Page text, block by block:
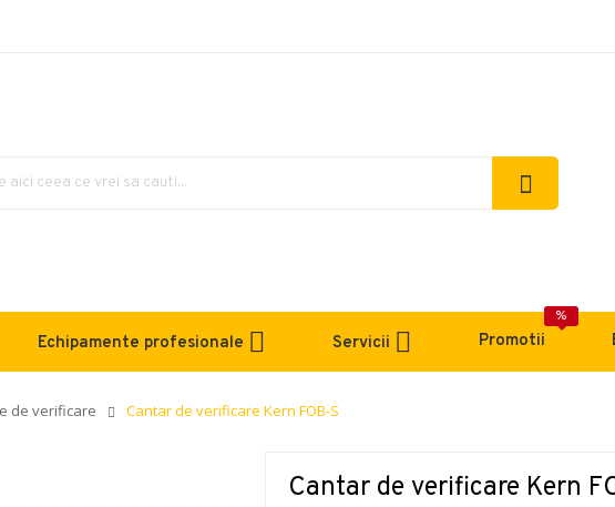
Echipamente profesionale Servicii Promotii
%
de verificare Cantar de verificare Kern FOB-S
Cantar de verificare Kern